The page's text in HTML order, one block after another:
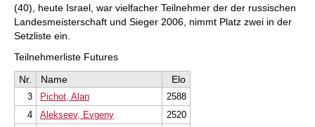
(40), heute Israel, war vielfacher Teilnehmer der der russischen
Landesmeisterschaft und Sieger 2006, nimmt Platz zwei in der
Setzliste ein.
Teilnehmerliste Futures
Nr.
Name Elo
3 Pichot, Alan
2588
4
Alekseev, Evgeny
2520